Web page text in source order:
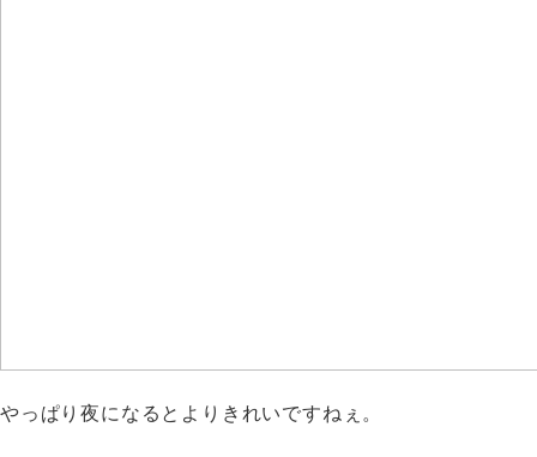
やっぱり夜になるとよりきれいですねぇ。